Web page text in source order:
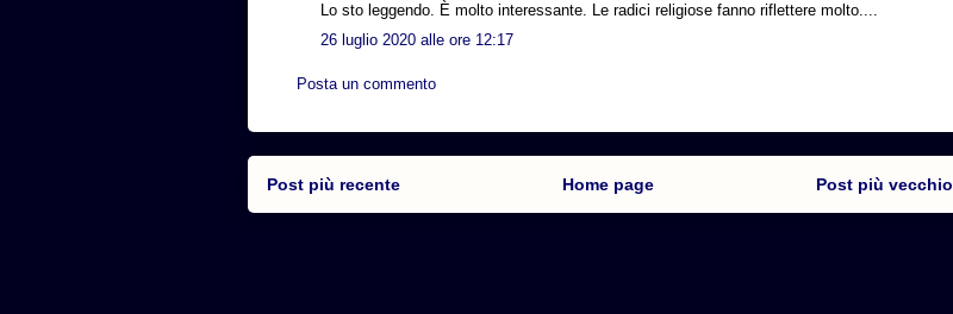
Lo sto leggendo. È molto interessante. Le radici religiose fanno riflettere molto....
26 luglio 2020 alle ore 12:17
Posta un commento
Post più recente Post più vecchio
Home page